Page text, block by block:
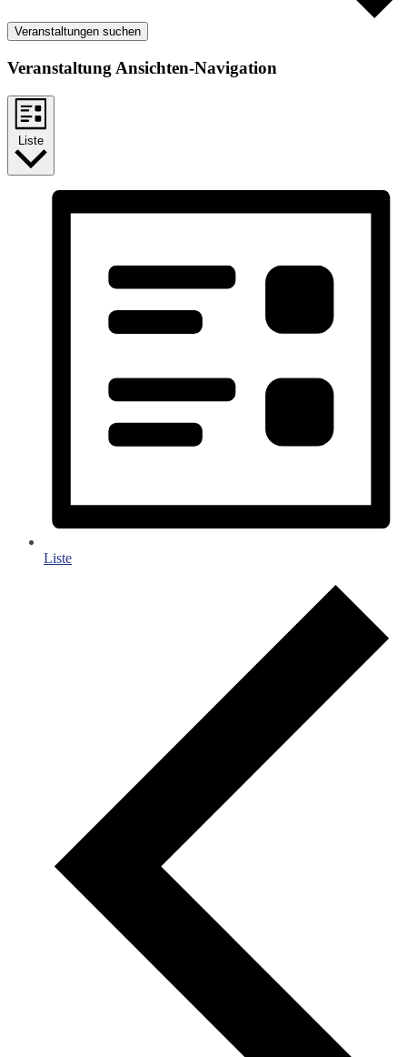
Veranstaltungen suchen
Veranstaltung Ansichten-Navigation
Liste
Liste